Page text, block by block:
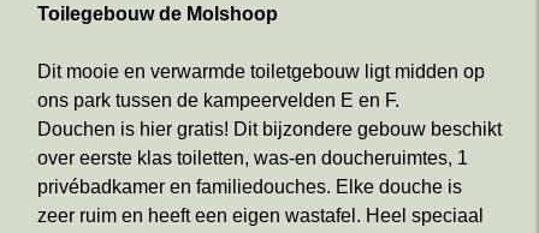
Toilegebouw de Molshoop
Dit mooie en verwarmde toiletgebouw ligt midden op
ons park tussen de kampeervelden E en F.
Douchen is hier gratis! Dit bijzondere gebouw beschikt
over eerste klas toiletten, was-en doucheruimtes, 1
privébadkamer en familiedouches. Elke douche is
zeer ruim en heeft een eigen wastafel. Heel speciaal